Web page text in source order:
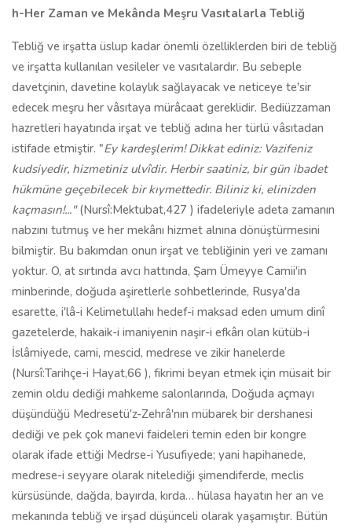
h-Her Zaman ve Mekânda Meşru Vasıtalarla Tebliğ
Tebliğ ve irşatta üslup kadar önemli özelliklerden biri de tebliğ
ve irşatta kullanılan vesileler ve vasıtalardır. Bu sebeple
davetçinin, davetine kolaylık sağlayacak ve neticeye te'sir
edecek meşru her vâsıtaya mürâcaat gereklidir. Bediüzzaman
hazretleri hayatında irşat ve tebliğ adına her türlü vâsıtadan
istifade etmiştir. "Ey kardeşlerim! Dikkat ediniz: Vazifeniz
kudsiyedir, hizmetiniz ulvîdir. Herbir saatiniz, bir gün ibadet
hükmüne geçebilecek bir kıymettedir. Biliniz ki, elinizden
kaçmasın!..."(Nursî:Mektubat,427 ) ifadeleriyle adeta zamanın
nabzını tutmuş ve her mekânı hizmet alnına dönüştürmesini
bilmiştir. Bu bakımdan onun irşat ve tebliğinin yeri ve zamanı
yoktur. O, at sırtında avcı hattında, Şam Ümeyye Camii'in
minberinde, doğuda aşiretlerle sohbetlerinde, Rusya'da
esarette, i'lâ-i Kelimetullahı hedef-i maksad eden umum dinî
gazetelerde, hakaik-i imaniyenin naşir-i efkârı olan kütüb-i
İslâmiyede, cami, mescid, medrese ve zikir hanelerde
(Nursî:Tarihçe-i Hayat,66 ), fikrimi beyan etmek için müsait bir
zemin oldu dediği mahkeme salonlarında, Doğuda açmayı
düşündüğü Medresetü'z-Zehrâ'nın mübarek bir dershanesi
dediği ve pek çok manevi faideleri temin eden bir kongre
olarak ifade ettiği Medrse-i Yusufiyede; yani hapihanede,
medrese-i seyyare olarak nitelediği şimendiferde, meclis
kürsüsünde, dağda, bayırda, kırda… hülasa hayatın her an ve
mekanında tebliğ ve irşad düşünceli olarak yaşamıştır. Bütün